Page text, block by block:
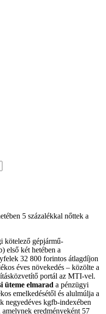
5 százalékkal nőttek a
kötelező gépjármű-
első két hetében a
32 800 forintos átlagdíjon
éves növekedés – közölte a
portál az MTI-vel.
üteme elmarad a pénzügyi
emelkedésétől és alulmúlja a
negyedéves kgfb-indexében
amelynek eredményeként 57